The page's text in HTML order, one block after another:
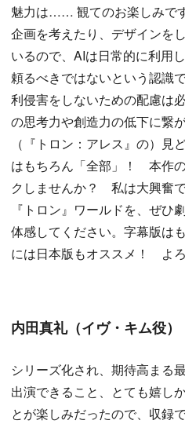
魅力は…… 観てのお楽しみで
企画を考えたり、デザインを
いるので、AIは日常的に利用
頼るべきではないという認識
利侵害をしないための配慮は
の思考力や創造力の低下に繋
（『トロン：アレス』の）見
はもちろん「全部」！ 本作
クしませんか？ 私は大興奮
『トロン』ワールドを、ぜひ
体感してください。字幕版は
には日本版もオススメ！ よろ
内田真礼（イヴ・キム役）
シリーズ化され、期待高まる
出演できること、とても嬉し
とが楽しみだったので、収録